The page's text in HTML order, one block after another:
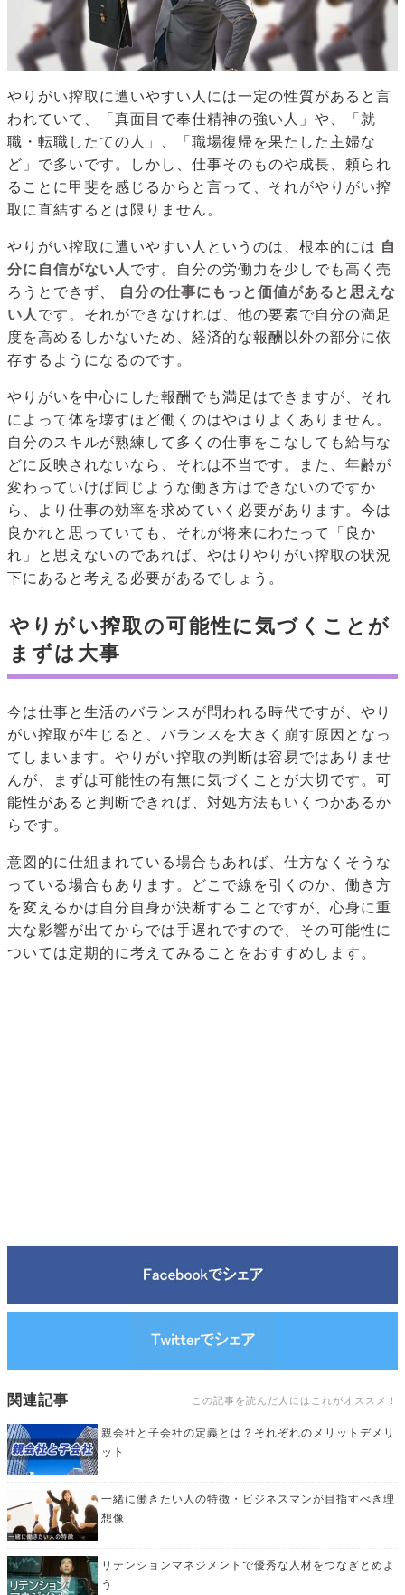
やりがい搾取に遭いやすい人には一定の性質があると言
われていて、「真面目で奉仕精神の強い人」や、「就
職・転職したての人」、「職場復帰を果たした主婦な
ど」で多いです。しかし、仕事そのものや成長、頼られ
ることに甲斐を感じるからと言って、それがやりがい搾
取に直結するとは限りません。
やりがい搾取に遭いやすい人というのは、根本的には 自
分に自信がない人 です。自分の労働力を少しでも高く売
ろうとできず、
自分の仕事にもっと価値があると思えな
い人 です。それができなければ、他の要素で自分の満足
度を高めるしかないため、経済的な報酬以外の部分に依
存するようになるのです。
やりがいを中心にした報酬でも満足はできますが、それ
によって体を壊すほど働くのはやはりよくありません。
自分のスキルが熟練して多くの仕事をこなしても給与な
どに反映されないなら、それは不当です。また、年齢が
変わっていけば同じような働き方はできないのですか
ら、より仕事の効率を求めていく必要があります。今は
良かれと思っていても、それが将来にわたって「良か
れ」と思えないのであれば、やはりやりがい搾取の状況
下にあると考える必要があるでしょう。
やりがい搾取の可能性に気づくことが
まずは大事
今は仕事と生活のバランスが問われる時代ですが、やり
がい搾取が生じると、バランスを大きく崩す原因となっ
てしまいます。やりがい搾取の判断は容易ではありませ
んが、まずは可能性の有無に気づくことが大切です。可
能性があると判断できれば、対処方法もいくつかあるか
らです。
意図的に仕組まれている場合もあれば、仕方なくそうな
っている場合もあります。どこで線を引くのか、働き方
を変えるかは自分自身が決断することですが、心身に重
大な影響が出てからでは手遅れですので、その可能性に
ついては定期的に考えてみることをおすすめします。
関連記事 この記事を読んだ人にはこれがオススメ！
親会社と子会社の定義とは？それぞれのメリットデメリ
ット
一緒に働きたい人の特徴・ビジネスマンが目指すべき理
想像
リテンションマネジメントで優秀な人材をつなぎとめよ
う